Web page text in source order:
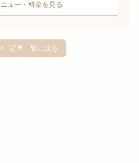
ニュー・料金を見る
記事一覧に戻る